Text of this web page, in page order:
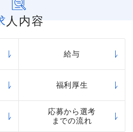
求人内容
給与
福利厚生
応募から選考
までの流れ